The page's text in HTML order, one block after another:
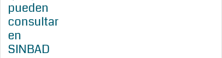
pueden
consultar
en
SINBAD